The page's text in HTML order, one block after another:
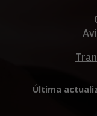
Última